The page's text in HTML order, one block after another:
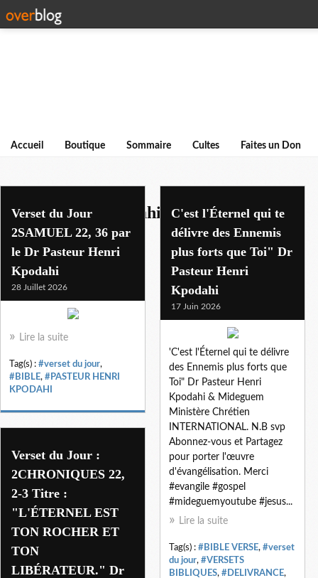
Accueil Boutique Sommaire Cultes Faites un Don
pasteur henri kpodahi
Verset du Jour
2SAMUEL 22, 36 par
le Dr Pasteur Henri
Kpodahi
28 Juillet 2026
Lire la suite
Tag(s) : #verset du jour,
#BIBLE, #PASTEUR HENRI
KPODAHI
C'est l'Éternel qui te
délivre des Ennemis
plus forts que Toi" Dr
Pasteur Henri
Kpodahi
17 Juin 2026
'C'est l'Éternel qui te délivre
des Ennemis plus forts que
Toi" Dr Pasteur Henri
Kpodahi & Mideguem
Ministère Chrétien
INTERNATIONAL. N.B svp
Abonnez-vous et Partagez
pour porter l'œuvre
d'évangélisation. Merci
#evangile #gospel
#mideguemyoutube #jesus...
Lire la suite
Tag(s) : #BIBLE VERSE, #verset
du jour, #VERSETS
BIBLIQUES, #DELIVRANCE,
Verset du Jour :
2CHRONIQUES 22,
2-3 Titre :
"L'ÉTERNEL EST
TON ROCHER ET
TON
LIBÉRATEUR." Dr